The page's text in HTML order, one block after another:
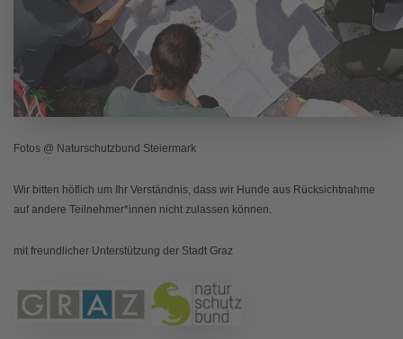
Fotos @ Naturschutzbund Steiermark
Wir bitten höflich um Ihr Verständnis, dass wir Hunde aus Rücksichtnahme
auf andere Teilnehmer*innen nicht zulassen können.
mit freundlicher Unterstützung der Stadt Graz